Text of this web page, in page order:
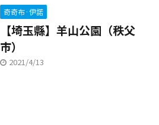
奇奇布·伊諾
【埼玉縣】羊山公園（秩父
市）
2021/4/13